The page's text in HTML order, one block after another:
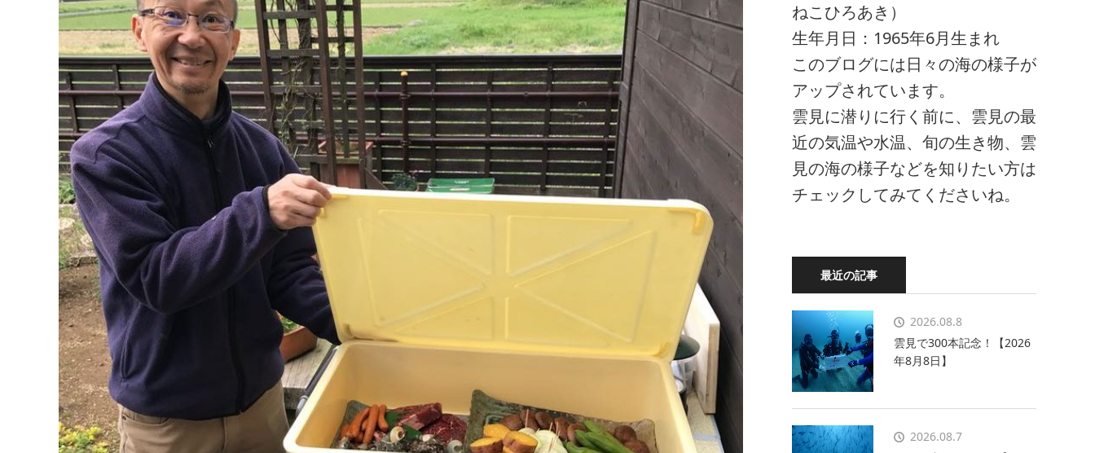
ねこひろあき）
生年月日：1965年6月生まれ
このブログには日々の海の様子が
アップされています。
雲見に潜りに行く前に、雲見の最
近の気温や水温、旬の生き物、雲
見の海の様子などを知りたい方は
チェックしてみてくださいね。
最近の記事
2026.08.8
雲見で300本記念！【2026
年8月8日】
2026.08.7